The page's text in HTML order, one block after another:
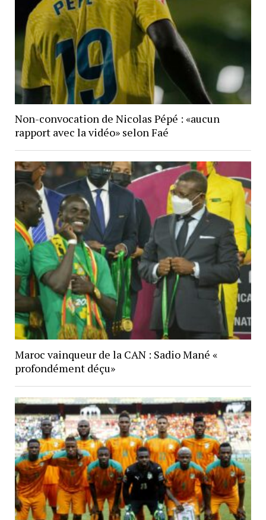
Non-convocation de Nicolas Pépé : «aucun
rapport avec la vidéo» selon Faé
Maroc vainqueur de la CAN : Sadio Mané «
profondément déçu»